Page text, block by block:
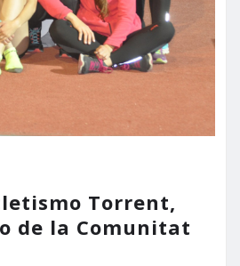
Torrent,
de la Comunitat